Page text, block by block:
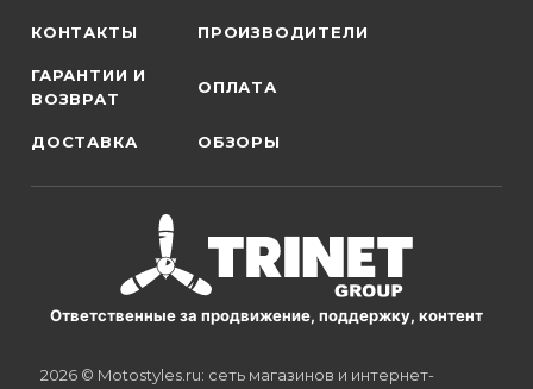
КОНТАКТЫ ПРОИЗВОДИТЕЛИ
ГАРАНТИИ И
ВОЗВРАТ
ОПЛАТА
ДОСТАВКА ОБЗОРЫ
Ответственные за продвижение, поддержку, контент
2026 © Motostyles.ru: сеть магазинов и интернет-